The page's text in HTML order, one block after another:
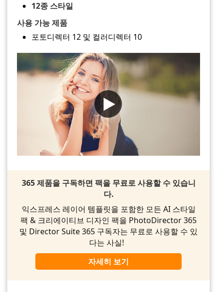
12종 스타일
사용 가능 제품
포토디렉터 12 및 컬러디렉터 10
365 제품을 구독하면 팩을 무료로 사용할 수 있습니
다.
익스프레스 레이어 템플릿을 포함한 모든 AI 스타일
팩 & 크리에이티브 디자인 팩을 PhotoDirector 365
및 Director Suite 365 구독자는 무료로 사용할 수 있
다는 사실!
자세히 보기